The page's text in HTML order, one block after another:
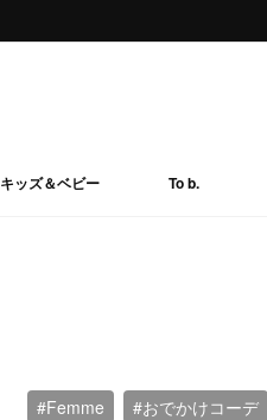
キッズ＆ベビー To b.
#Femme #おでかけコーデ